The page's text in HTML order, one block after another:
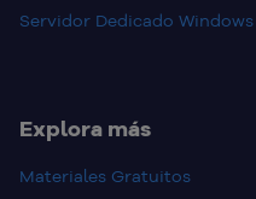
Servidor Dedicado Windows
Explora más
Materiales Gratuitos